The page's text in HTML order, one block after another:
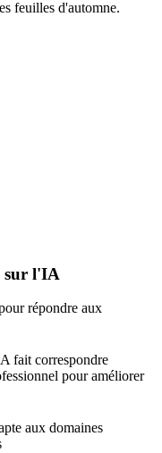
feuilles d'automne.
sur l'IA
répondre aux
fait correspondre
pour améliorer
aux domaines